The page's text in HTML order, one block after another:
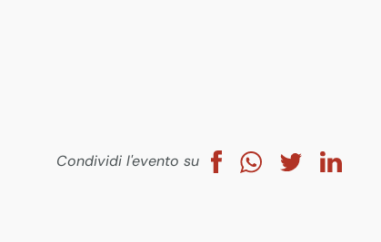
Condividi l'evento su